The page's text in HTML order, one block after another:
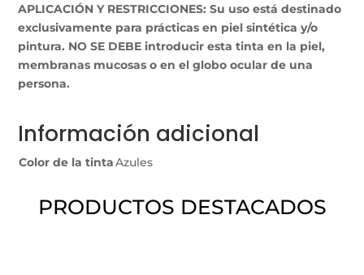
APLICACIÓN Y RESTRICCIONES: Su uso está destinado
exclusivamente para prácticas en piel sintética y/o
pintura. NO SE DEBE introducir esta tinta en la piel,
membranas mucosas o en el globo ocular de una
persona.
Información adicional
Color de la tintaAzules
PRODUCTOS DESTACADOS